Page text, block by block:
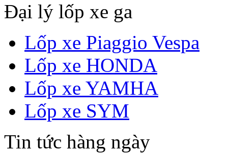
Đại lý lốp xe ga
Lốp xe Piaggio Vespa
Lốp xe HONDA
Lốp xe YAMHA
Lốp xe SYM
Tin tức hàng ngày